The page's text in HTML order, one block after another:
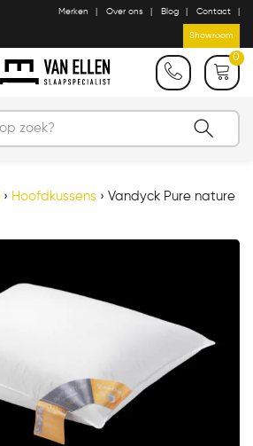
Merken Over ons Blog Contact
Showroom
0
› Hoofdkussens › Vandyck Pure nature